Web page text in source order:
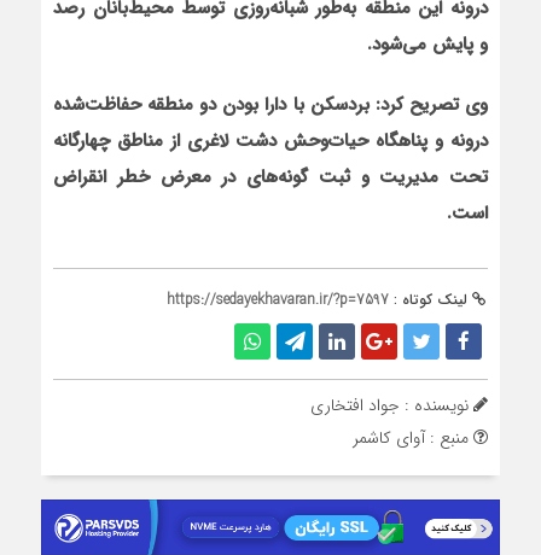
درونه این منطقه به‌طور شبانه‌روزی توسط محیط‌بانان رصد
و پایش می‌شود.
وی تصریح کرد:بردسکن با دارا بودن دو منطقه حفاظت‌شده
درونه و پناهگاه حیات‌وحش دشت لاغری از مناطق چهارگانه
تحت مدیریت و ثبت گونه‌های در معرض خطر انقراض
است.
لینک کوتاه : https://sedayekhavaran.ir/?p=7597
نویسنده : جواد افتخاری
منبع : آوای کاشمر